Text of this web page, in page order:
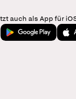
auch als App für
Jetzt bei Google